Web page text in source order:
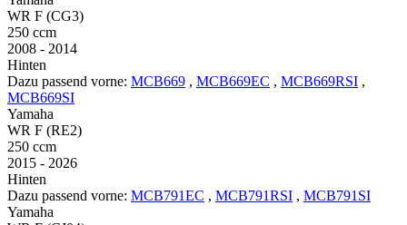
WR F (CG3)
250 ccm
2008 - 2014
Hinten
Dazu passend vorne: MCB669 , MCB669EC , MCB669RSI ,
MCB669SI
Yamaha
WR F (RE2)
250 ccm
2015 - 2026
Hinten
Dazu passend vorne: MCB791EC , MCB791RSI , MCB791SI
Yamaha